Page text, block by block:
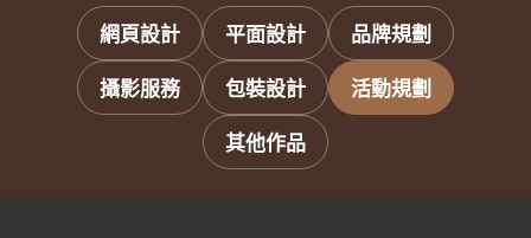
網頁設計 平面設計
品牌規劃
攝影服務
包裝設計
活動規劃
其他作品